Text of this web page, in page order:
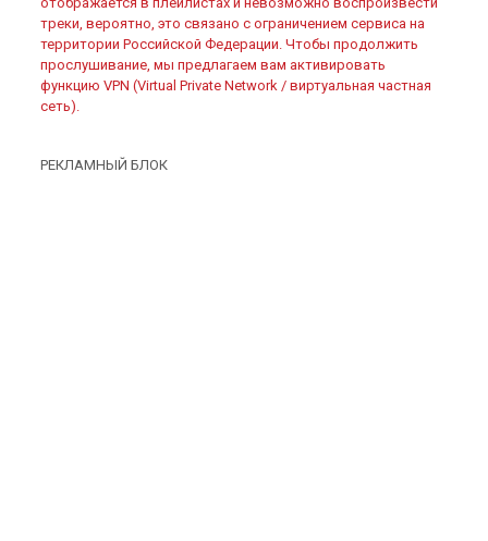
треки, вероятно, это связано с ограничением сервиса на
территории Российской Федерации. Чтобы продолжить
прослушивание, мы предлагаем вам активировать
функцию VPN (Virtual Private Network / виртуальная частная
сеть).
РЕКЛАМНЫЙ БЛОК